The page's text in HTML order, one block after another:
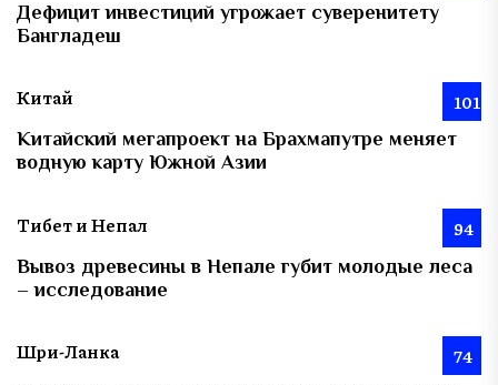
Дефицит инвестиций угрожает суверенитету
Бангладеш
Китай 101
Китайский мегапроект на Брахмапутре меняет
водную карту Южной Азии
Тибет и Непал 94
Вывоз древесины в Непале губит молодые леса
– исследование
Шри-Ланка 74